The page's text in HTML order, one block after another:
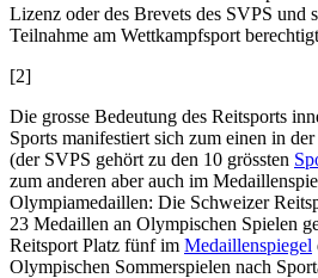
Lizenz oder des Brevets des SVPS und
Teilnahme am Wettkampfsport
[2]
Die grosse Bedeutung des Reitsports
Sports manifestiert sich zum einen in
(der SVPS gehört zu den 10 grössten
zum anderen aber auch im
Olympiamedaillen: Die Schweizer
23 Medaillen an Olympischen Spielen
Reitsport Platz fünf im Medaillenspiegel
Olympischen Sommerspielen nach